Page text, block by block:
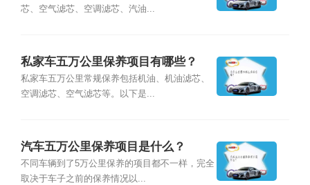
芯、空气滤芯、空调滤芯、汽油...
私家车五万公里保养项目有哪些？
私家车五万公里常规保养包括机油、机油滤芯、
空调滤芯、空气滤芯等。以下是...
汽车五万公里保养项目是什么？
不同车辆到了5万公里保养的项目都不一样，完全
取决于车子之前的保养情况以...